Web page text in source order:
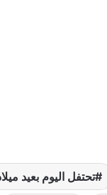
تحتفل اليوم بعيد